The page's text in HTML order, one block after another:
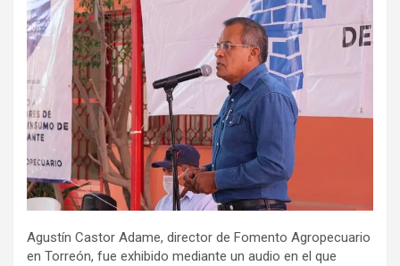
Agustín Castor Adame, director de Fomento Agropecuario
en Torreón, fue exhibido mediante un audio en el que